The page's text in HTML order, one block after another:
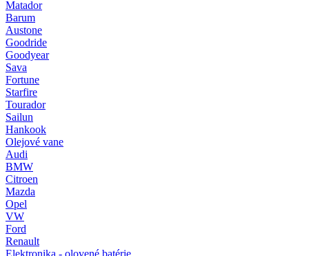
Matador
Barum
Austone
Goodride
Goodyear
Sava
Fortune
Starfire
Tourador
Sailun
Hankook
Olejové vane
Audi
BMW
Citroen
Mazda
Opel
VW
Ford
Renault
Elektronika - olovené batérie